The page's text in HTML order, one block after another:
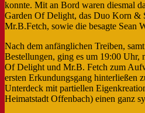
konnte. Mit an Bord waren diesmal
Garden Of Delight, das Duo Korn &
Mr.B.Fetch, sowie die besagte Sean
Nach dem anfänglichen Treiben,
Bestellungen, ging es um 19:00 Uhr,
Of Delight und Mr.B. Fetch zum
ersten Erkundungsgang hinterließen
Unterdeck mit partiellen
Heimatstadt Offenbach) einen ganz